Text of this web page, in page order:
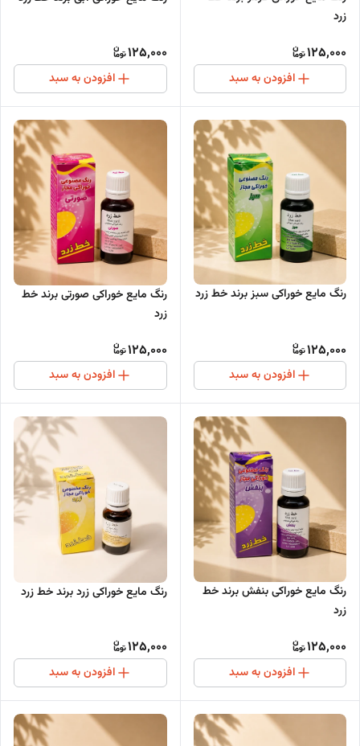
زرد
125,000
افزودن به سبد
125,000
افزودن به سبد
رنگ مایع خوراکی سبز برند خط زرد
125,000
افزودن به سبد
رنگ مایع خوراکی صورتی برند خط
زرد
125,000
افزودن به سبد
رنگ مایع خوراکی بنفش برند خط
زرد
125,000
افزودن به سبد
رنگ مایع خوراکی زرد برند خط زرد
125,000
افزودن به سبد